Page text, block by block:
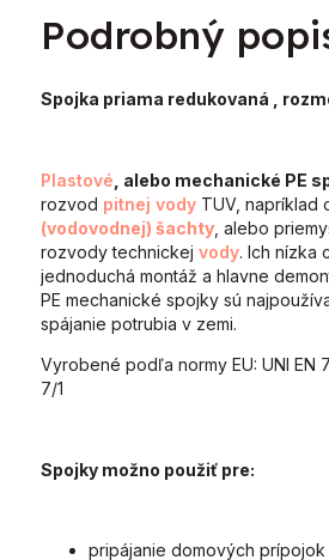
Podrobný
Spojka priama redukovaná ,
Plastové , alebo mechanické PE
rozvod pitnej vody TUV, napríklad
(vodovodnej) šachty , alebo
rozvody technickej vody. Ich nízka
jednoduchá montáž a hlavne
PE mechanické spojky sú
spájanie potrubia v zemi.
Vyrobené podľa normy EU: UNI EN
7/1
Spojky možno použiť pre:
pripájanie domových